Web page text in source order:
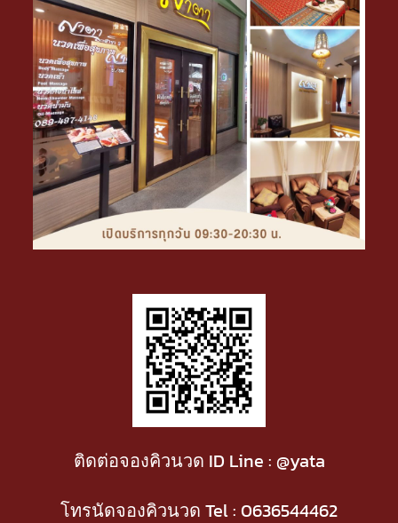
ติดต่อจองคิวนวด ID Line : @yata
โทรนัดจองคิวนวด Tel : 0636544462